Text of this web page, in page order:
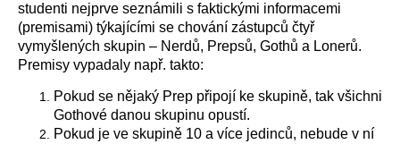
studenti nejprve seznámili s faktickými informacemi
(premisami) týkajícími se chování zástupců čtyř
vymyšlených skupin – Nerdů, Prepsů, Gothů a Lonerů.
Premisy vypadaly např. takto:
Pokud se nějaký Prep připojí ke skupině, tak všichni
Gothové danou skupinu opustí.
Pokud je ve skupině 10 a více jedinců, nebude v ní